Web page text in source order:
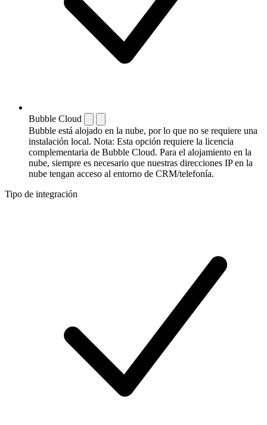
Bubble Cloud
Bubble está alojado en la nube, por lo que no se requiere una
instalación local. Nota: Esta opción requiere la licencia
complementaria de Bubble Cloud. Para el alojamiento en la
nube, siempre es necesario que nuestras direcciones IP en la
nube tengan acceso al entorno de CRM/telefonía.
Tipo de integración